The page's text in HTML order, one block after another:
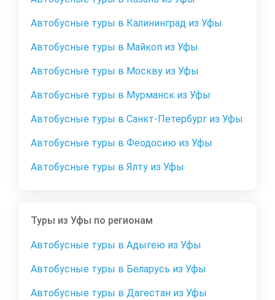
Автобусные туры в Калининград из Уфы
Автобусные туры в Майкоп из Уфы
Автобусные туры в Москву из Уфы
Автобусные туры в Мурманск из Уфы
Автобусные туры в Санкт-Петербург из Уфы
Автобусные туры в Феодосию из Уфы
Автобусные туры в Ялту из Уфы
Туры из Уфы по регионам
Автобусные туры в Адыгею из Уфы
Автобусные туры в Беларусь из Уфы
Автобусные туры в Дагестан из Уфы